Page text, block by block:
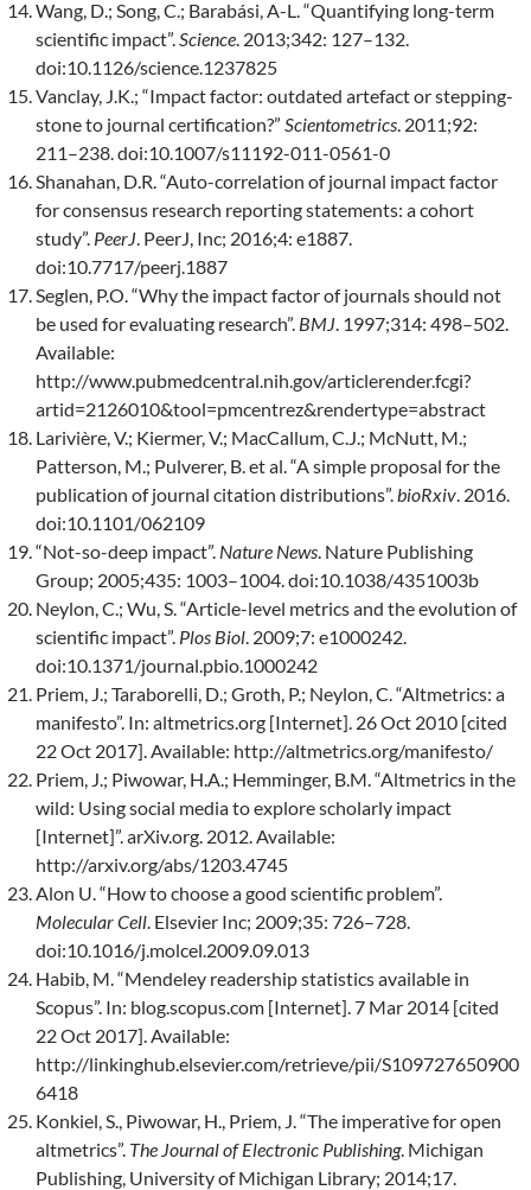
Wang, D.; Song, C.; Barabási, A-L. “Quantifying long-term
scientific impact”.Science. 2013;342: 127–132.
doi:10.1126/science.1237825
Vanclay, J.K.; “Impact factor: outdated artefact or stepping-
stone to journal certification?” Scientometrics. 2011;92:
211–238. doi:10.1007/s11192-011-0561-0
Shanahan, D.R. “Auto-correlation of journal impact factor
for consensus research reporting statements: a cohort
study”. PeerJ. PeerJ, Inc; 2016;4: e1887.
doi:10.7717/peerj.1887
Seglen, P.O. “Why the impact factor of journals should not
be used for evaluating research”. BMJ. 1997;314: 498–502.
Available:
http://www.pubmedcentral.nih.gov/articlerender.fcgi?
artid=2126010&tool=pmcentrez&rendertype=abstract
Larivière, V.; Kiermer, V.; MacCallum, C.J.; McNutt, M.;
Patterson, M.; Pulverer, B. et al. “A simple proposal for the
publication of journal citation distributions”.bioRxiv. 2016.
doi:10.1101/062109
“Not-so-deep impact”. Nature News. Nature Publishing
Group; 2005;435: 1003–1004. doi:10.1038/4351003b
Neylon, C.; Wu, S. “Article-level metrics and the evolution of
scientific impact”. Plos Biol. 2009;7: e1000242.
doi:10.1371/journal.pbio.1000242
Priem, J.; Taraborelli, D.; Groth, P.; Neylon, C. “Altmetrics: a
manifesto”. In: altmetrics.org [Internet]. 26 Oct 2010 [cited
22 Oct 2017]. Available: http://altmetrics.org/manifesto/
Priem, J.; Piwowar, H.A.; Hemminger, B.M. “Altmetrics in the
wild: Using social media to explore scholarly impact
[Internet]”. arXiv.org. 2012. Available:
http://arxiv.org/abs/1203.4745
Alon U. “How to choose a good scientific problem”.
Molecular Cell. Elsevier Inc; 2009;35: 726–728.
doi:10.1016/j.molcel.2009.09.013
Habib, M. “Mendeley readership statistics available in
Scopus”. In: blog.scopus.com [Internet]. 7 Mar 2014 [cited
22 Oct 2017]. Available:
http://linkinghub.elsevier.com/retrieve/pii/S109727650900
6418
Konkiel, S., Piwowar, H., Priem, J. “The imperative for open
altmetrics”. The Journal of Electronic Publishing. Michigan
Publishing, University of Michigan Library; 2014;17.